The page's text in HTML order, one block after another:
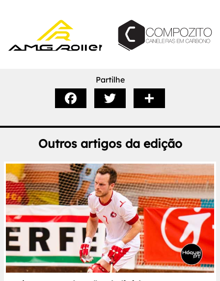
Partilhe
Outros artigos da edição